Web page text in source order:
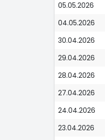
05.05.2026
04.05.2026
30.04.2026
29.04.2026
28.04.2026
27.04.2026
24.04.2026
23.04.2026